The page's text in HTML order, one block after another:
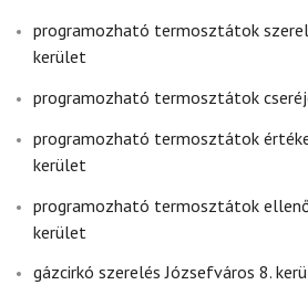
programozható termosztátok
kerület
programozható termosztátok
programozható termosztátok
kerület
programozható termosztátok
kerület
gázcirkó szerelés Józsefváros 8.